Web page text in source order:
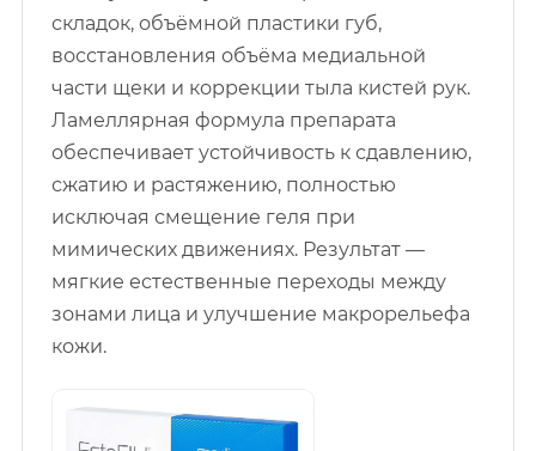
складок, объёмной пластики губ,
восстановления объёма медиальной
части щеки и коррекции тыла кистей рук.
Ламеллярная формула препарата
обеспечивает устойчивость к сдавлению,
сжатию и растяжению, полностью
исключая смещение геля при
мимических движениях. Результат —
мягкие естественные переходы между
зонами лица и улучшение макрорельефа
кожи.